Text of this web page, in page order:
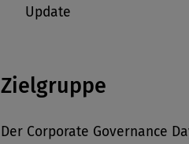
Update
Zielgruppe
Der Corporate Governance